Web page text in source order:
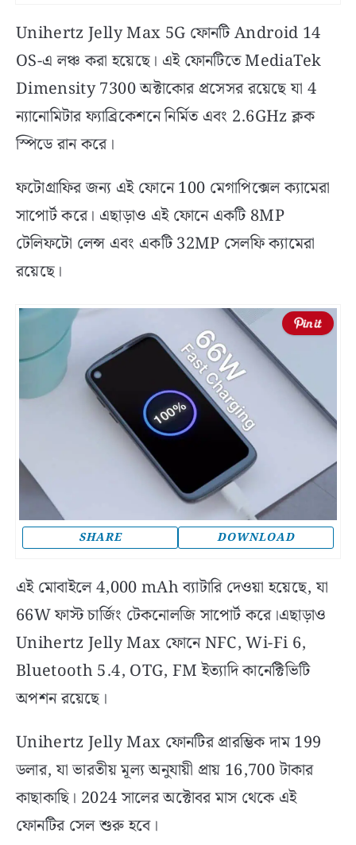
Unihertz Jelly Max 5G ফোনটি Android 14
OS-এ লঞ্চ করা হয়েছে। এই ফোনটিতে MediaTek
Dimensity 7300 অক্টাকোর প্রসেসর রয়েছে যা 4
ন্যানোমিটার ফ্যাব্রিকেশনে নির্মিত এবং 2.6GHz ক্লক
স্পিডে রান করে।
ফটোগ্রাফির জন্য এই ফোনে 100 মেগাপিক্সেল ক্যামেরা
সাপোর্ট করে। এছাড়াও এই ফোনে একটি 8MP
টেলিফটো লেন্স এবং একটি 32MP সেলফি ক্যামেরা
রয়েছে।
SHARE DOWNLOAD
এই মোবাইলে 4,000 mAh ব্যাটারি দেওয়া হয়েছে, যা
66W ফাস্ট চার্জিং টেকনোলজি সাপোর্ট করে।এছাড়াও
Unihertz Jelly Max ফোনে NFC, Wi-Fi 6,
Bluetooth 5.4, OTG, FM ইত্যাদি কানেক্টিভিটি
অপশন রয়েছে।
Unihertz Jelly Max ফোনটির প্রারম্ভিক দাম 199
ডলার, যা ভারতীয় মূল্য অনুযায়ী প্রায় 16,700 টাকার
কাছাকাছি। 2024 সালের অক্টোবর মাস থেকে এই
ফোনটির সেল শুরু হবে।